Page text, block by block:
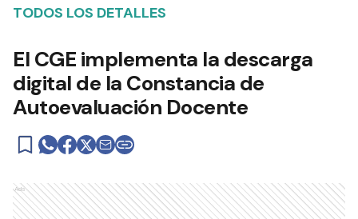
TODOS LOS DETALLES
El CGE implementa la descarga
digital de la Constancia de
Autoevaluación Docente
Ads